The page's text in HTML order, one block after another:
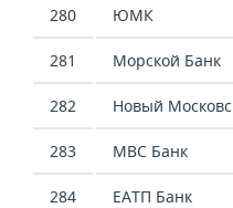
280 ЮМК
281 Морской Банк
282 Новый
283 МВС Банк
284 ЕАТП Банк